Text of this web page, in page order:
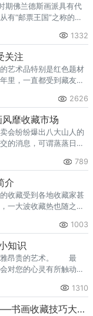
期佛兰德斯画派具有代
有“邮票王国”之称的列
1332
关注
术品特别是红色题材
里，一直都受到藏友的
2626
风靡收藏市场
会纷纷爆出八大山人的
的消息，可谓蒸蒸日
789
介
收藏受到各地收藏家甚
一大波收藏热也随之而
1003
知识
昂贵的艺术。 最
对您的心灵有所触动和
寻中的佳作。
1310
如何收藏书画——书画收藏技巧大揭秘